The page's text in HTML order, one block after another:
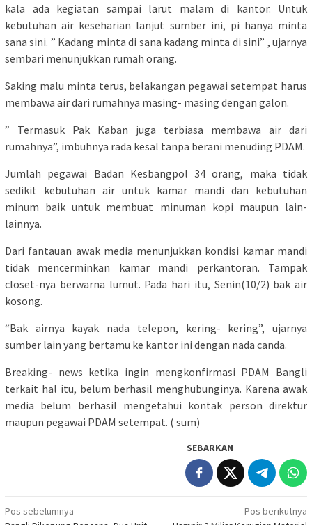
kala ada kegiatan sampai larut malam di kantor. Untuk
kebutuhan air keseharian lanjut sumber ini, pi hanya minta
sana sini. ” Kadang minta di sana kadang minta di sini” , ujarnya
sembari menunjukkan rumah orang.
Saking malu minta terus, belakangan pegawai setempat harus
membawa air dari rumahnya masing- masing dengan galon.
” Termasuk Pak Kaban juga terbiasa membawa air dari
rumahnya”, imbuhnya rada kesal tanpa berani menuding PDAM.
Jumlah pegawai Badan Kesbangpol 34 orang, maka tidak
sedikit kebutuhan air untuk kamar mandi dan kebutuhan
minum baik untuk membuat minuman kopi maupun lain-
lainnya.
Dari fantauan awak media menunjukkan kondisi kamar mandi
tidak mencerminkan kamar mandi perkantoran. Tampak
closet-nya berwarna lumut. Pada hari itu, Senin(10/2) bak air
kosong.
“Bak airnya kayak nada telepon, kering- kering”, ujarnya
sumber lain yang bertamu ke kantor ini dengan nada canda.
Breaking- news ketika ingin mengkonfirmasi PDAM Bangli
terkait hal itu, belum berhasil menghubunginya. Karena awak
media belum berhasil mengetahui kontak person direktur
maupun pegawai PDAM setempat. ( sum)
SEBARKAN
Navigasi
Pos sebelumnya
Pos berikutnya